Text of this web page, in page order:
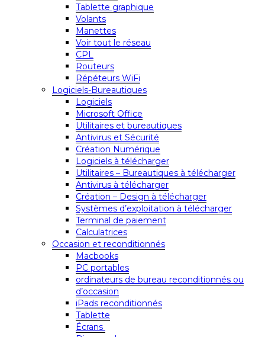
Tablette graphique
Volants
Manettes
Voir tout le réseau
CPL
Routeurs
Répéteurs WiFi
Logiciels-Bureautiques
Logiciels
Microsoft Office
Utilitaires et bureautiques
Antivirus et Sécurité
Création Numérique
Logiciels à télécharger
Utilitaires – Bureautiques à télécharger
Antivirus à télécharger
Création – Design à télécharger
Systèmes d’exploitation à télécharger
Terminal de paiement
Calculatrices
Occasion et reconditionnés
Macbooks
PC portables
ordinateurs de bureau reconditionnés ou
d’occasion
iPads reconditionnés
Tablette
Écrans